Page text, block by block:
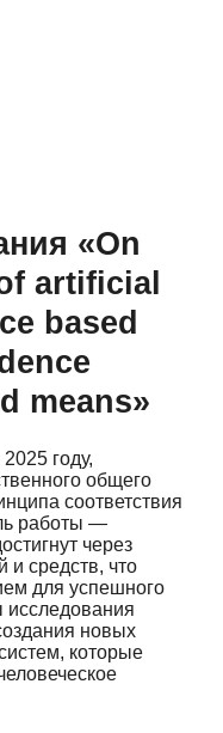
«On
artificial
based
means»
году,
общего
соответствия
работы —
через
и средств, что
для успешного
исследования
новых
которые